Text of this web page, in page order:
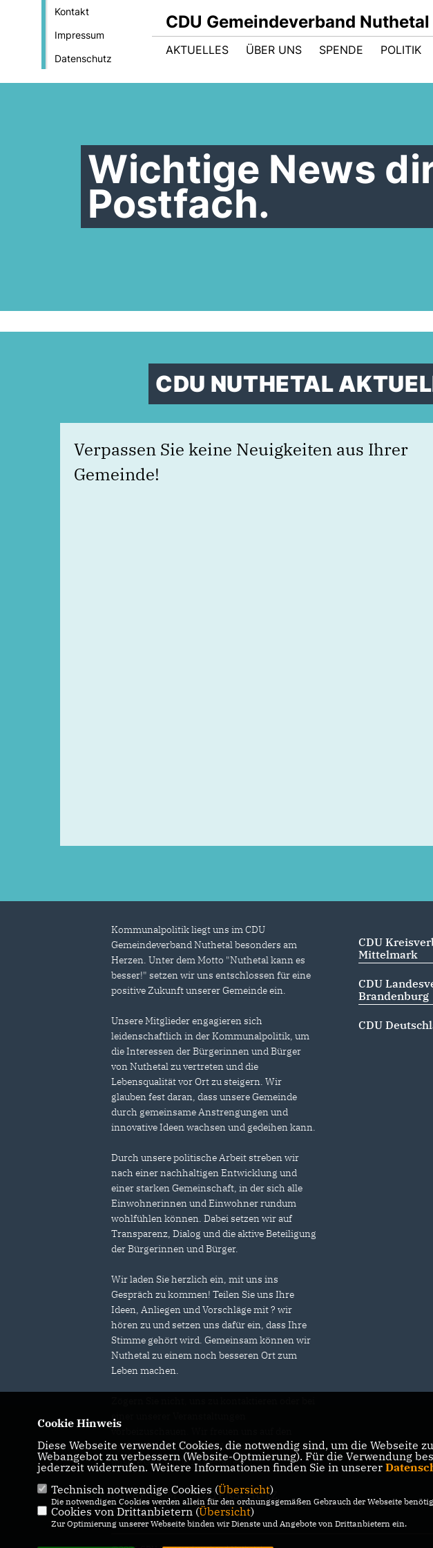
Kontakt
Impressum
Datenschutz
CDU Gemeindeverband Nuthetal
AKTUELLES ÜBER UNS SPENDE POLITIK
Wichtige News
Postfach.
CDU NUTHETAL
Verpassen Sie keine Neuigkeiten aus Ihrer
Gemeinde!
Kommunalpolitik liegt uns im CDU
Gemeindeverband Nuthetal besonders am
Herzen. Unter dem Motto "Nuthetal kann es
besser!" setzen wir uns entschlossen für eine
positive Zukunft unserer Gemeinde ein.
Unsere Mitglieder engagieren sich
leidenschaftlich in der Kommunalpolitik, um
die Interessen der Bürgerinnen und Bürger
von Nuthetal zu vertreten und die
Lebensqualität vor Ort zu steigern. Wir
glauben fest daran, dass unsere Gemeinde
durch gemeinsame Anstrengungen und
innovative Ideen wachsen und gedeihen kann.
Durch unsere politische Arbeit streben wir
nach einer nachhaltigen Entwicklung und
einer starken Gemeinschaft, in der sich alle
Einwohnerinnen und Einwohner rundum
wohlfühlen können. Dabei setzen wir auf
Transparenz, Dialog und die aktive Beteiligung
der Bürgerinnen und Bürger.
Wir laden Sie herzlich ein, mit uns ins
Gespräch zu kommen! Teilen Sie uns Ihre
Ideen, Anliegen und Vorschläge mit ? wir
hören zu und setzen uns dafür ein, dass Ihre
Stimme gehört wird. Gemeinsam können wir
Nuthetal zu einem noch besseren Ort zum
Leben machen.
einer unserer Veranstaltungen
vorbeizuschauen. Wir freuen uns auf den
Austausch mit Ihnen und darauf, gemeinsam
unsere Gemeinde zu gestalten!
IMPRESSUM
DATENSCHUTZ
KONTAKT
CDU
Mittelmark
CDU
Brandenburg
CDU
Cookie Hinweis
Diese Webseite verwendet Cookies, die notwendig sind, um die
Webangebot zu verbessern (Website-Optmierung). Für die Verwendung
jederzeit widerrufen. Weitere Informationen finden Sie in unserer
Technisch notwendige Cookies (Übersicht)
Die notwendigen Cookies werden allein für den ordnungsgemäßen Gebrauch der Webseite
Cookies von Drittanbietern (Übersicht)
Zur Optimierung unserer Webseite binden wir Dienste und Angebote von Drittanbietern ein.